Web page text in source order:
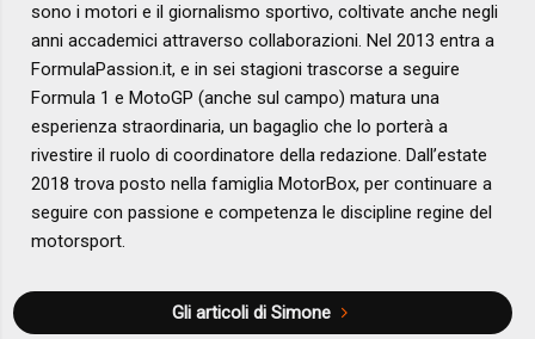
sono i motori e il giornalismo sportivo, coltivate anche negli
anni accademici attraverso collaborazioni. Nel 2013 entra a
FormulaPassion.it, e in sei stagioni trascorse a seguire
Formula 1 e MotoGP (anche sul campo) matura una
esperienza straordinaria, un bagaglio che lo porterà a
rivestire il ruolo di coordinatore della redazione. Dall’estate
2018 trova posto nella famiglia MotorBox, per continuare a
seguire con passione e competenza le discipline regine del
motorsport.
Gli articoli di Simone